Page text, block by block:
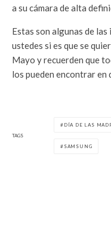
a su cámara de alta
Estas son algunas de
ustedes si es que se
Mayo y recuerden que
los pueden encontrar
TAGS
DÍA DE LAS
SAMSUNG